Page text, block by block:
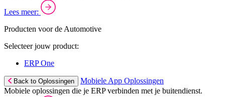
Lees meer:
Producten voor de Automotive
Selecteer jouw product:
ERP One
Back to Oplossingen
Mobiele App Oplossingen
Mobiele oplossingen die je ERP verbinden met je buitendienst.